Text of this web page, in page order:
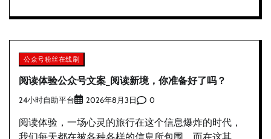
公众号粉丝在线刷
阅读体验公众号文案_阅读新境，你准备好了吗？
24小时自助平台 2026年8月3日 0
阅读体验，一场心灵的旅行在这个信息爆炸的时代，